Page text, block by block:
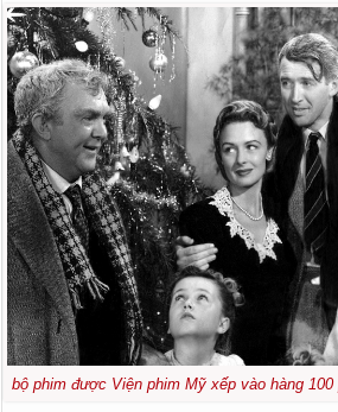
bộ phim được Viện phim Mỹ xếp vào hàng